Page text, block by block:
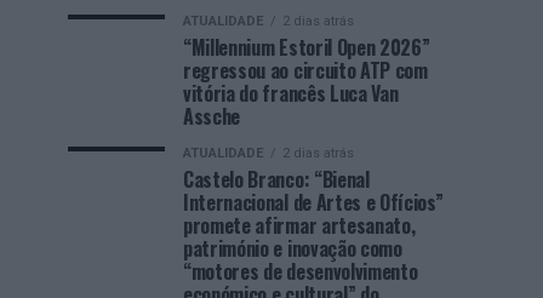
ATUALIDADE 2 dias atrás
“Millennium Estoril Open 2026”
regressou ao circuito ATP com
vitória do francês Luca Van
Assche
ATUALIDADE 2 dias atrás
Castelo Branco: “Bienal
Internacional de Artes e Ofícios”
promete afirmar artesanato,
património e inovação como
“motores de desenvolvimento